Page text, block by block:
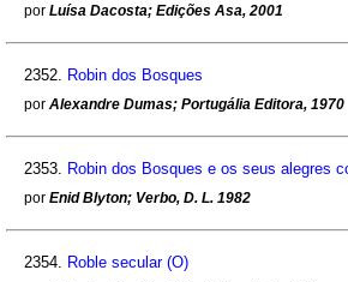
por Luísa Dacosta; Edições Asa, 2001
2352. Robin dos Bosques
por Alexandre Dumas; Portugália Editora, 1970
2353. Robin dos Bosques e os seus alegres
por Enid Blyton; Verbo, D. L. 1982
2354. Roble secular (O)